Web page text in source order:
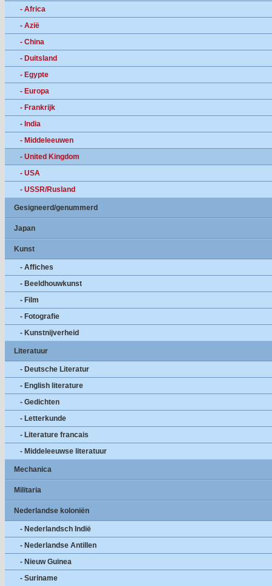
- Africa
- Azië
- China
- Duitsland
- Egypte
- Europa
- Frankrijk
- India
- Middeleeuwen
- United Kingdom
- USA
- USSR/Rusland
Gesigneerd/genummerd
Japan
Kunst
- Affiches
- Beeldhouwkunst
- Film
- Fotografie
- Kunstnijverheid
Literatuur
- Deutsche Literatur
- English literature
- Gedichten
- Letterkunde
- Literature francais
- Middeleeuwse literatuur
Mechanica
Militaria
Nederlandse koloniën
- Nederlandsch Indië
- Nederlandse Antillen
- Nieuw Guinea
- Suriname